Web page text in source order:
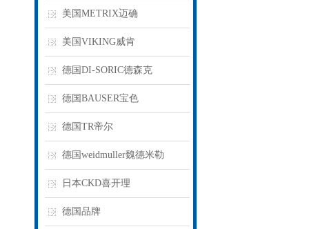
美国METRIX迈确
美国VIKING威肯
德国DI-SORIC德森克
德国BAUSER宝色
德国TR帝尔
德国weidmuller魏德米勒
日本CKD喜开理
德国品牌